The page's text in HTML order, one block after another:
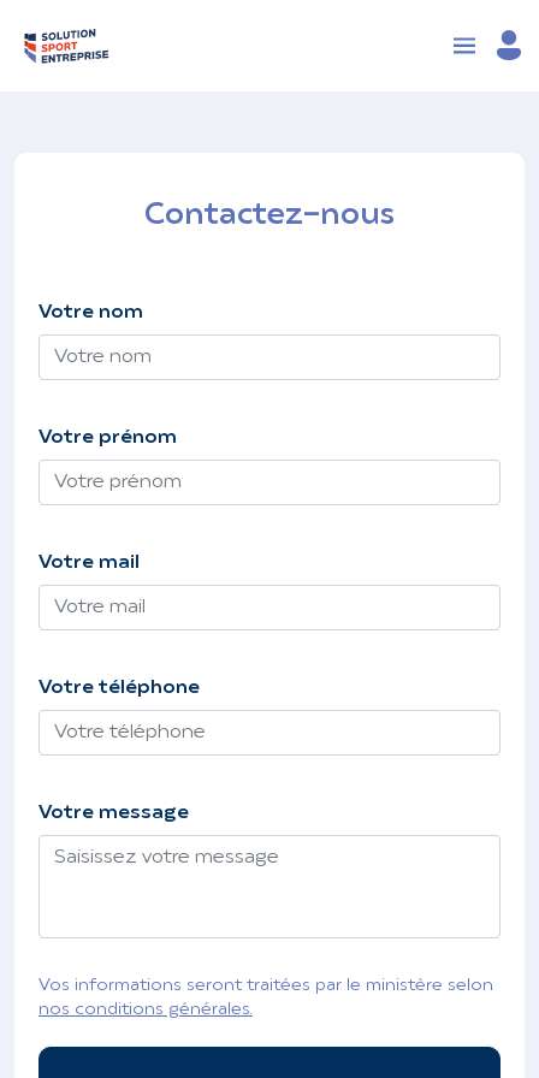
Contactez-nous
Votre nom
Votre prénom
Votre mail
Votre téléphone
Votre message
Vos informations seront traitées par le ministère selon
nos conditions générales.